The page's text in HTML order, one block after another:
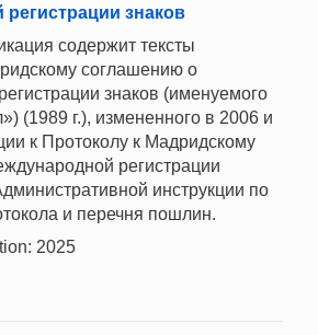
знаков
содержит тексты
соглашению о
знаков (именуемого
(1989 г.), измененного в 2006 и
к Протоколу к Мадридскому
регистрации
инструкции по
и перечня пошлин.
2025